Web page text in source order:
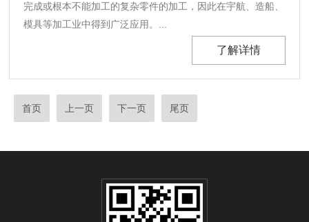
完成或根本不能加工的复杂零件的加工，因此在宇航、造船、
模具等加工业中得到广泛应用。...
了解详情
首页 上一页 下一页 尾页